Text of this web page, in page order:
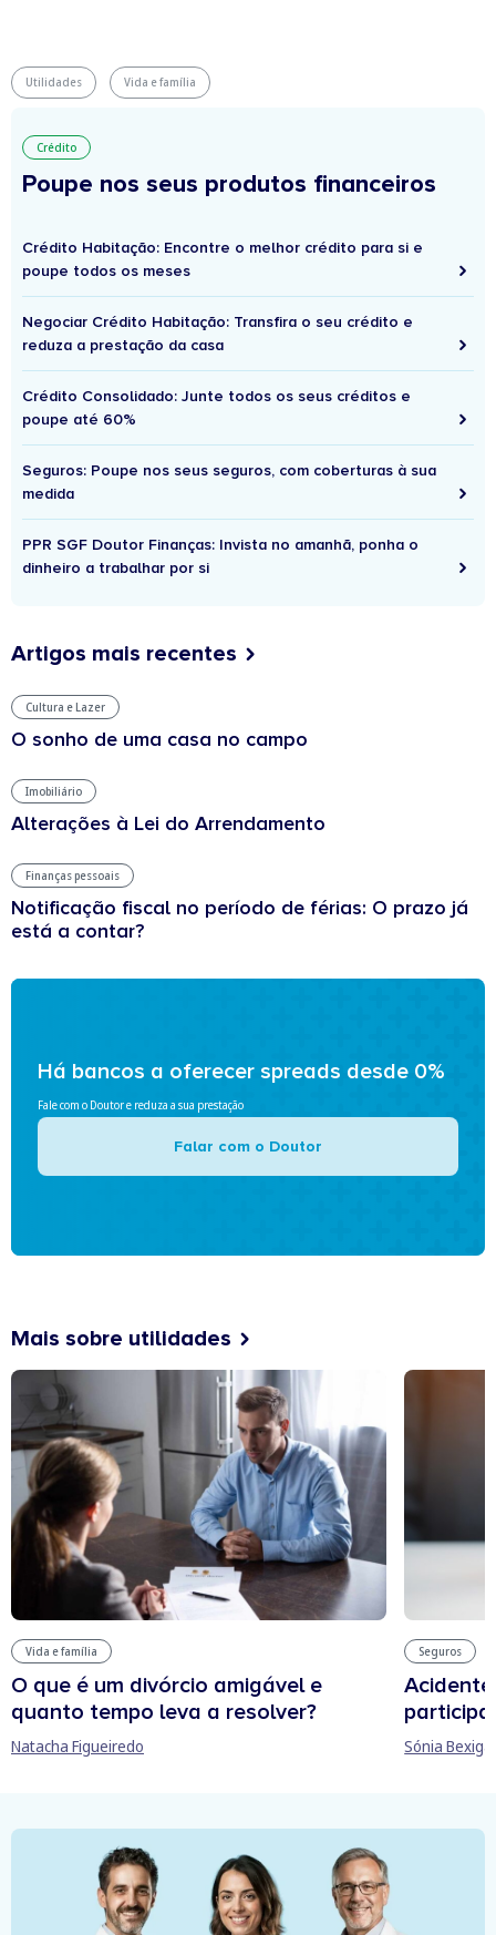
Utilidades Vida e família
Crédito
Poupe nos seus produtos financeiros
Crédito Habitação: Encontre o melhor crédito para si e
poupe todos os meses
Negociar Crédito Habitação: Transfira o seu crédito e
reduza a prestação da casa
Crédito Consolidado: Junte todos os seus créditos e
poupe até 60%
Seguros: Poupe nos seus seguros, com coberturas à sua
medida
PPR SGF Doutor Finanças: Invista no amanhã, ponha o
dinheiro a trabalhar por si
Artigos mais recentes
Cultura e Lazer
O sonho de uma casa no campo
Imobiliário
Alterações à Lei do Arrendamento
Finanças pessoais
Notificação fiscal no período de férias: O prazo já
está a contar?
Há bancos a oferecer spreads desde 0%
Fale com o Doutor e reduza a sua prestação
Falar com o Doutor
Mais sobre utilidades
Vida e família
O que é um divórcio amigável e
quanto tempo leva a resolver?
Natacha Figueiredo
Seguros
Sónia Bexiga